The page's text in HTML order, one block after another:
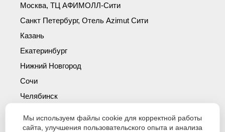
Москва, ТЦ АФИМОЛЛ-Сити
Санкт Петербург, Отель Azimut Сити
Казань
Екатеринбург
Нижний Новгород
Сочи
Челябинск
Новосибирск
Мы используем файлы cookie для корректной работы
сайта, улучшения пользовательского опыта и анализа